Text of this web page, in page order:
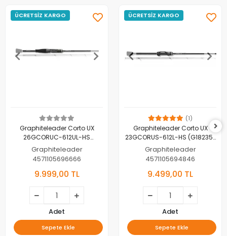
ÜCRETSİZ KARGO
Graphiteleader Corto UX
26GCORUC-612UL-HS
(G18279) 185 cm 0.5-3 gr
Ajing LRF (2026 Model)
Graphiteleader
4571105696666
9.999,00 TL
Adet
Sepete Ekle
ÜCRETSİZ KARGO
(1)
Graphiteleader Corto UX
23GCORUS-612L-HS (G18235)
186 cm 0.3-4 gr Ajing LRF
Graphiteleader
4571105694846
9.499,00 TL
Adet
Sepete Ekle